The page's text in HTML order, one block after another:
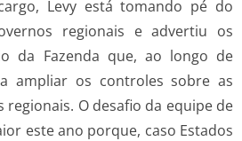
Levy está tomando pé do
regionais e advertiu os
da Fazenda que, ao longo de
ampliar os controles sobre as
regionais. O desafio da equipe de
este ano porque, caso Estados